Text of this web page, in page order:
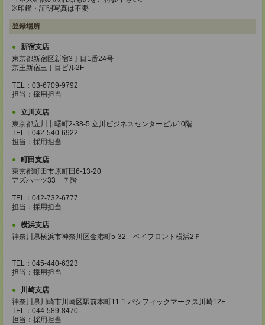
※印鑑・証明写真は不要
登録場所
新宿支店
東京都新宿区新宿3丁目1番24号
京王新宿三丁目ビル2F
TEL：03-6709-9792
担当：採用担当
立川支店
東京都立川市曙町2-38-5 立川ビジネスセンタービル10階
TEL：042-540-6922
担当：採用担当
町田支店
東京都町田市原町田6-13-20
アズハーツ33 ７階
TEL：042-732-6777
担当：採用担当
横浜支店
神奈川県横浜市神奈川区金港町5‐32 ベイフロント横浜2Ｆ
TEL：045-440-6323
担当：採用担当
川崎支店
神奈川県川崎市川崎区駅前本町11-1 パシフィックマークス川崎12F
TEL：044-589-8470
担当：採用担当